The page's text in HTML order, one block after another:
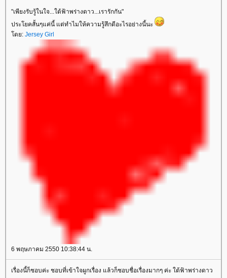
"เพียงรับรู้ในใจ...ใต้ฟ้าพร่างดาว...เรารักกัน"
ประโยคสั้นๆแค่นี้ แต่ทำไมให้ความรู้สึกดีอะไรอย่างนี้นะ
ดย: Jersey Girl
6 พฤษภาคม 2550 10:38:44 น.
เรื่องนี้ก็ชอบค่ะ ชอบที่เข้าใจผูกเรื่อง แล้วก็ชอบชื่อเรื่องมากๆ ค่ะ ใต้ฟ้าพร่างดาว